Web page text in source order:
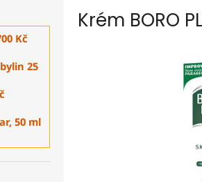
Kč
25
50 ml
Krém BORO